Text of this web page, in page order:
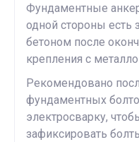
Фундаментные
одной стороны есть
бетоном после
крепления с
Рекомендовано
фундаментных
электросварку,
зафиксировать